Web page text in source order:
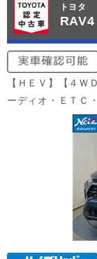
トヨタ
【ＨＥＶ】【４Ｗ
ーディオ・ＥＴＣ